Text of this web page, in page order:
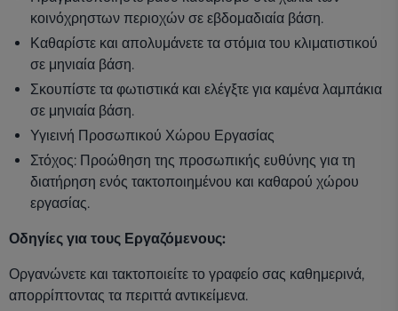
κοινόχρηστων περιοχών σε εβδομαδιαία βάση.
Καθαρίστε και απολυμάνετε τα στόμια του κλιματιστικού
σε μηνιαία βάση.
Σκουπίστε τα φωτιστικά και ελέγξτε για καμένα λαμπάκια
σε μηνιαία βάση.
Υγιεινή Προσωπικού Χώρου Εργασίας
Στόχος: Προώθηση της προσωπικής ευθύνης για τη
διατήρηση ενός τακτοποιημένου και καθαρού χώρου
εργασίας.
Οδηγίες για τους Εργαζόμενους:
Οργανώνετε και τακτοποιείτε το γραφείο σας καθημερινά,
απορρίπτοντας τα περιττά αντικείμενα.